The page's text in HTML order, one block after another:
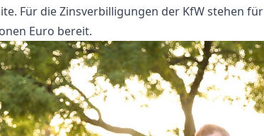
Für die Zinsverbilligungen der KfW stehen für
Euro bereit.